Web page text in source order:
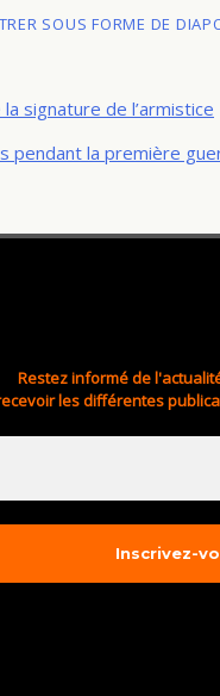
SOUS FORME DE
signature de l’armistice
pendant la première
Restez informé de
les différentes